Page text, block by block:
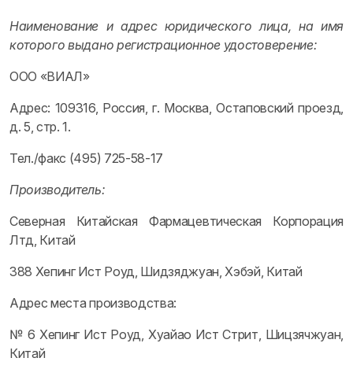
Наименование и адрес юридического лица, на имя
которого выдано регистрационное удостоверение:
ООО «ВИАЛ»
Адрес: 109316, Россия, г. Москва, Остаповский проезд,
д. 5, стр. 1.
Тел./факс (495) 725-58-17
Производитель:
Северная Китайская Фармацевтическая Корпорация
Лтд, Китай
388 Хепинг Ист Роуд, Шидзяджуан, Хэбэй, Китай
Адрес места производства:
№ 6 Хепинг Ист Роуд, Хуайао Ист Стрит, Шицзячжуан,
Китай